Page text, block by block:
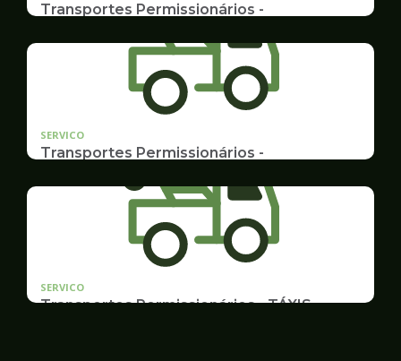
Transportes Permissionários -
Documentação, Requerimento e Transferência
SERVICO
Transportes Permissionários -
Documentação, Requerimento
SERVICO
Transportes Permissionários - TÁXIS